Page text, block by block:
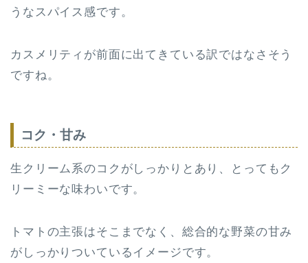
うなスパイス感です。
カスメリティが前面に出てきている訳ではなさそう
ですね。
コク・甘み
生クリーム系のコクがしっかりとあり、とってもク
リーミーな味わいです。
トマトの主張はそこまでなく、総合的な野菜の甘み
がしっかりついているイメージです。